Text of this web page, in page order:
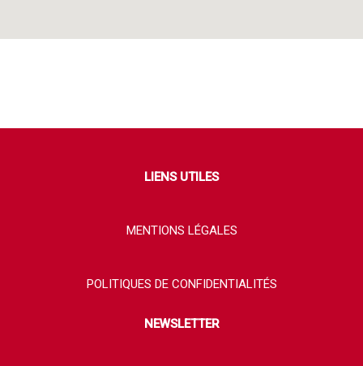
LIENS UTILES
MENTIONS LÉGALES
POLITIQUES DE CONFIDENTIALITÉS
NEWSLETTER